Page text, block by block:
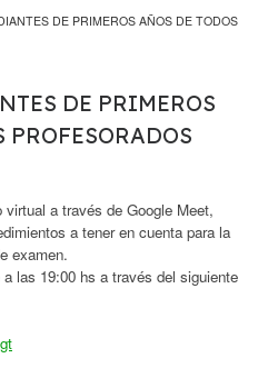
DE PRIMEROS AÑOS DE TODOS
DE PRIMEROS
PROFESORADOS
a través de Google Meet,
a tener en cuenta para la
examen.
las 19:00 hs a través del siguiente